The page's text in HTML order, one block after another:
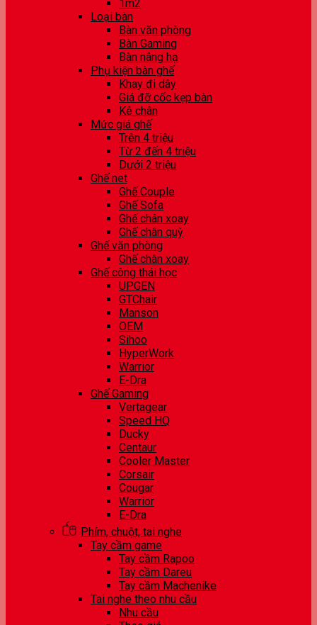
1m2
Loại bàn
Bàn văn phòng
Bàn Gaming
Bàn nâng hạ
Phụ kiện bàn ghế
Khay đi dây
Giá đỡ cốc kẹp bàn
Kê chân
Mức giá ghế
Trên 4 triệu
Từ 2 đến 4 triệu
Dưới 2 triệu
Ghế net
Ghế Couple
Ghế Sofa
Ghế chân xoay
Ghế chân quỳ
Ghế văn phòng
Ghế chân xoay
Ghế công thái học
UPGEN
GTChair
Manson
OEM
Sihoo
HyperWork
Warrior
E-Dra
Ghế Gaming
Vertagear
Speed HQ
Ducky
Centaur
Cooler Master
Corsair
Cougar
Warrior
E-Dra
Phím, chuột, tai nghe
Tay cầm game
Tay cầm Rapoo
Tay cầm Dareu
Tay cầm Machenike
Tai nghe theo nhu cầu
Nhu cầu